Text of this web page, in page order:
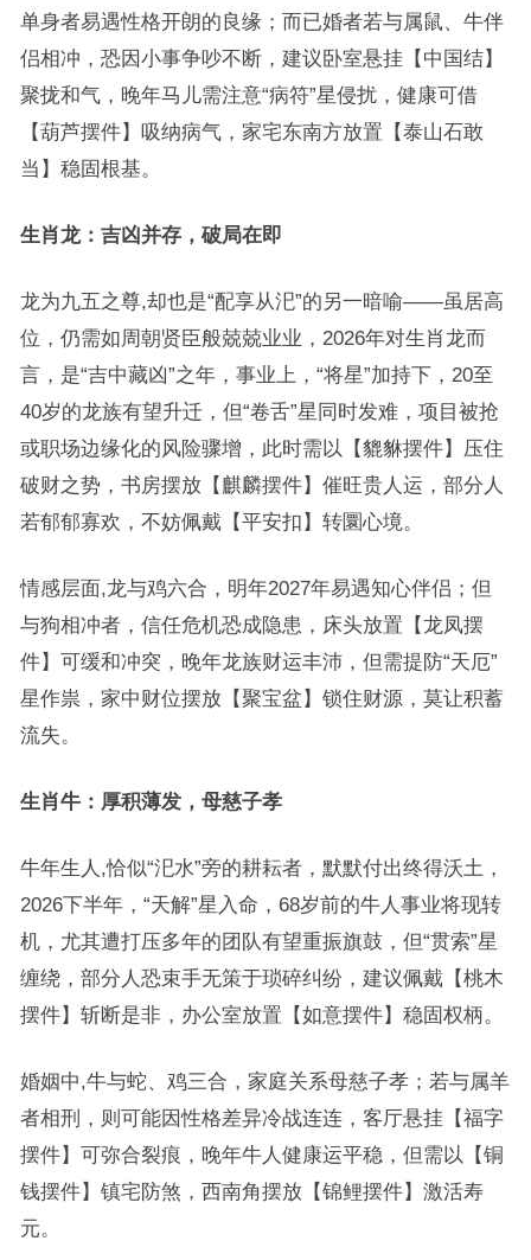
单身者易遇性格开朗的良缘；而已婚者若与属鼠、牛伴
侣相冲，恐因小事争吵不断，建议卧室悬挂【中国结】
聚拢和气，晚年马儿需注意“病符”星侵扰，健康可借
【葫芦摆件】吸纳病气，家宅东南方放置【泰山石敢
当】稳固根基。
生肖龙：吉凶并存，破局在即
龙为九五之尊,却也是“配享从汜”的另一暗喻——虽居高
位，仍需如周朝贤臣般兢兢业业，2026年对生肖龙而
言，是“吉中藏凶”之年，事业上，“将星”加持下，20至
40岁的龙族有望升迁，但“卷舌”星同时发难，项目被抢
或职场边缘化的风险骤增，此时需以【貔貅摆件】压住
破财之势，书房摆放【麒麟摆件】催旺贵人运，部分人
若郁郁寡欢，不妨佩戴【平安扣】转圜心境。
情感层面,龙与鸡六合，明年2027年易遇知心伴侣；但
与狗相冲者，信任危机恐成隐患，床头放置【龙凤摆
件】可缓和冲突，晚年龙族财运丰沛，但需提防“天厄”
星作祟，家中财位摆放【聚宝盆】锁住财源，莫让积蓄
流失。
生肖牛：厚积薄发，母慈子孝
牛年生人,恰似“汜水”旁的耕耘者，默默付出终得沃土，
2026下半年，“天解”星入命，68岁前的牛人事业将现转
机，尤其遭打压多年的团队有望重振旗鼓，但“贯索”星
缠绕，部分人恐束手无策于琐碎纠纷，建议佩戴【桃木
摆件】斩断是非，办公室放置【如意摆件】稳固权柄。
婚姻中,牛与蛇、鸡三合，家庭关系母慈子孝；若与属羊
者相刑，则可能因性格差异冷战连连，客厅悬挂【福字
摆件】可弥合裂痕，晚年牛人健康运平稳，但需以【铜
钱摆件】镇宅防煞，西南角摆放【锦鲤摆件】激活寿
元。